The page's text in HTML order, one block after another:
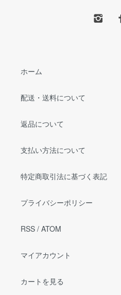
ホーム
配送・送料について
返品について
支払い方法について
特定商取引法に基づく表記
プライバシーポリシー
RSS / ATOM
マイアカウント
カートを見る